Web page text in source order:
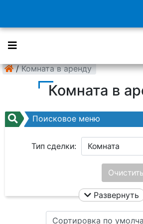
/ Комната в аренду
Комната в
Поисковое меню
Тип сделки: Комната
Ничего не
Цена:
Очистить
Развернуть
Сортировка по